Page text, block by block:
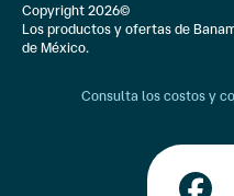
Bolsa de Trabajo
Comunicación Externa
Educación Financiera
Ley de Transparencia
Copyright 2026©
Los productos y ofertas de
de México.
Consulta los costos y